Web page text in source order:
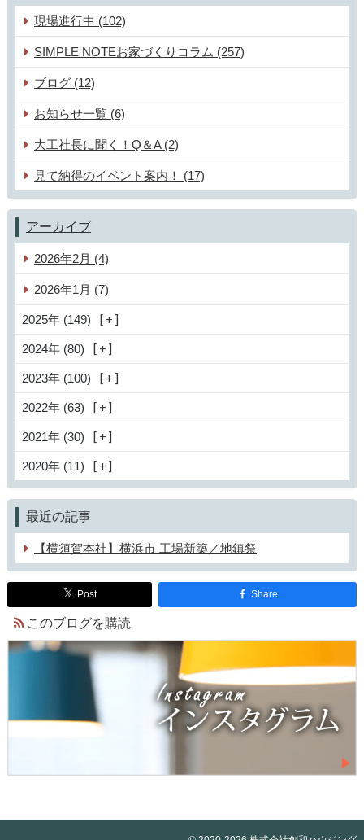
現場進行中 (102)
SIMPLE NOTEお家づくりコラム (257)
ブログ (12)
お知らせ一覧 (6)
大工社長に聞く！Q＆A (2)
見て納得のイベント案内！ (17)
アーカイブ
2026年2月 (4)
2026年1月 (7)
2025年 (149)
2024年 (80)
2023年 (100)
2022年 (63)
2021年 (30)
2020年 (11)
最近の記事
【横須賀本社】横浜市 工場新築／地鎮祭
Post Share
このブログを購読